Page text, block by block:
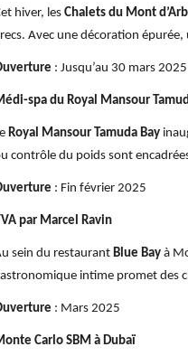
hiver, les Chalets du Mont
Avec une décoration épurée,
: Jusqu’au 30 mars
spa du Royal Mansour
Royal Mansour Tamuda Bay
contrôle du poids sont
: Fin février 2025
par Marcel Ravin
sein du restaurant Blue Bay à
intime promet des
: Mars 2025
Carlo SBM à Dubaï